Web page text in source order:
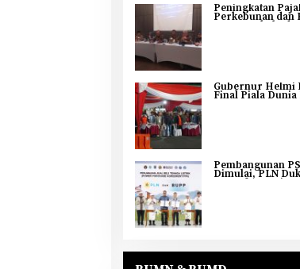
Peningkatan
Perkebunan dan
DJP Bengkulu
Gubernur Helmi
Final Piala Dunia
Bersama
Pembangunan
Dimulai, PLN
Transformasi